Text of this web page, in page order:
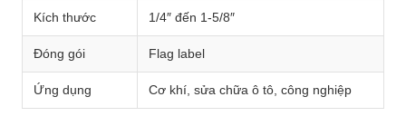
Kích thước 1/4″ đến 1-5/8″
Đóng gói Flag label
Ứng dụng Cơ khí, sửa chữa ô tô, công nghiệp